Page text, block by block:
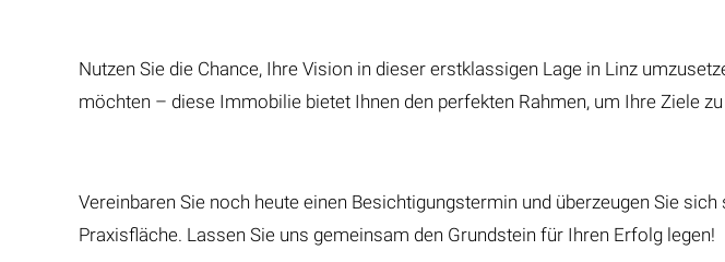
Nutzen Sie die Chance, Ihre Vision in dieser erstklassigen Lage in Linz
möchten – diese Immobilie bietet Ihnen den perfekten Rahmen, um Ihre Ziele
Vereinbaren Sie noch heute einen Besichtigungstermin und überzeugen Sie
Praxisfläche. Lassen Sie uns gemeinsam den Grundstein für Ihren Erfolg legen!